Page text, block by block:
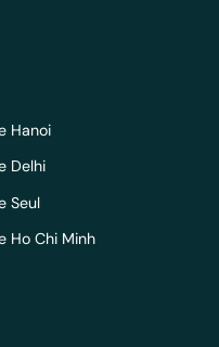
Hanoi
Delhi
Seul
Ho Chi Minh